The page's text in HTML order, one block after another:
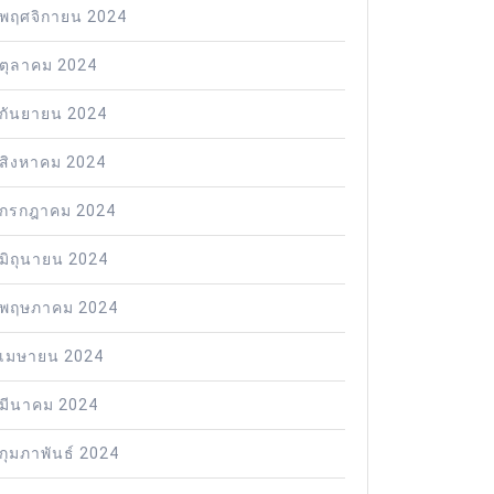
พฤศจิกายน 2024
ตุลาคม 2024
กันยายน 2024
สิงหาคม 2024
กรกฎาคม 2024
มิถุนายน 2024
พฤษภาคม 2024
เมษายน 2024
มีนาคม 2024
กุมภาพันธ์ 2024